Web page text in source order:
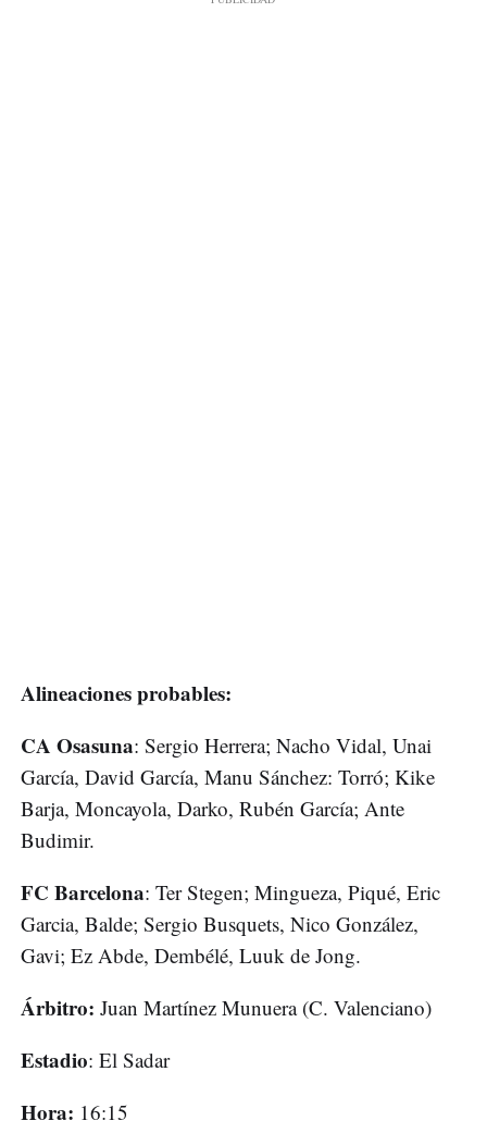
Alineaciones probables:
CA Osasuna: Sergio Herrera; Nacho Vidal, Unai
García, David García, Manu Sánchez: Torró; Kike
Barja, Moncayola, Darko, Rubén García; Ante
Budimir.
FC Barcelona: Ter Stegen; Mingueza, Piqué, Eric
Garcia, Balde; Sergio Busquets, Nico González,
Gavi; Ez Abde, Dembélé, Luuk de Jong.
Árbitro: Juan Martínez Munuera (C. Valenciano)
Estadio: El Sadar
Hora: 16:15